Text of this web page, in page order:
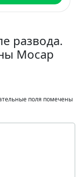
развода.
Мосар
поля помечены